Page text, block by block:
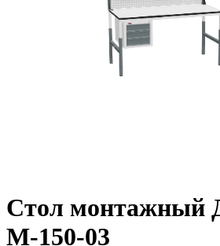
Стол монтажный
М-150-03